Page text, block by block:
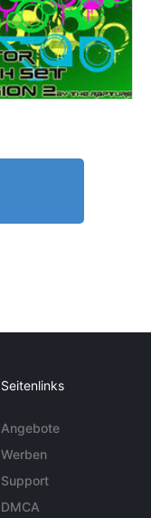
Seitenlinks
Angebote
Werben
Support
DMCA